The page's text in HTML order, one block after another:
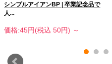
シンプルアイアンBP | 卒業記念品で
人...
価格:45円(税込 50円) ～